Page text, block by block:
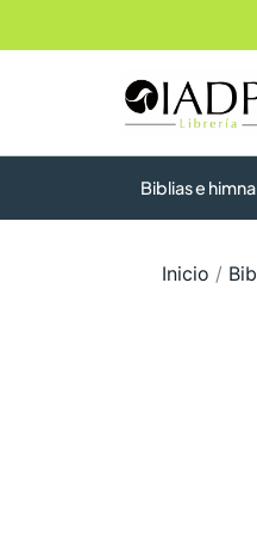
al
Biblias e
Inicio /